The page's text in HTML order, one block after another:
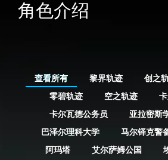
角色介绍
查看所有 黎界轨迹 创之
零碧轨迹
空之轨迹
卡尔瓦德公务员
亚拉密斯
巴泽尔理科大学
马尔铎克警
阿玛塔
艾尔萨姆公国